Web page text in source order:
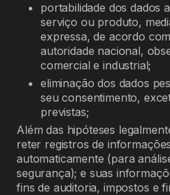
portabilidade dos dados
serviço ou produto,
expressa, de acordo
autoridade nacional,
comercial e industrial;
eliminação dos dados
seu consentimento,
previstas;
Além das hipóteses
reter registros de
automaticamente (para
segurança); e suas
fins de auditoria, impostos e